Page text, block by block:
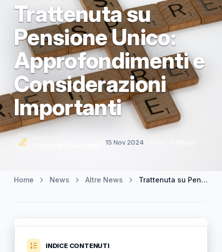
Trattenuta su
Pensione Unico:
Approfondimenti e
Considerazioni
Importanti
15 Nov 2024
Home News Altre News Trattenuta su Pensione Unico: Approfondimenti e Considerazioni Importanti
INDICE CONTENUTI